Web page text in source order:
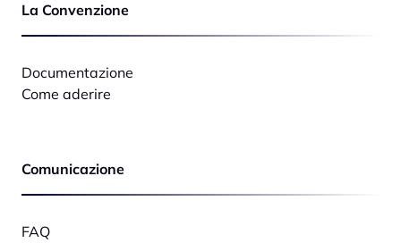
La Convenzione
Documentazione
Come aderire
Comunicazione
FAQ